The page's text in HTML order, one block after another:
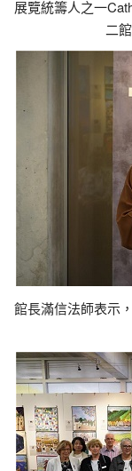
展覽統籌人之一
二
館長滿信法師表示